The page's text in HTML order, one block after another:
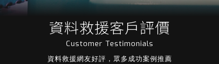
資料救援客戶評價
Customer Testimonials
資料救援網友好評，眾多成功案例推薦